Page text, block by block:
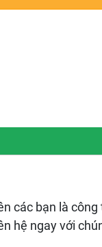
các bạn là
hệ ngay với